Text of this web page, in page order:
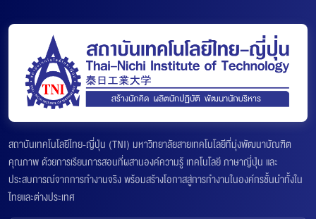
สถาบันเทคโนโลยีไทย-ญี่ปุ่น (TNI) มหาวิทยาลัยสายเทคโนโลยีที่มุ่งพัฒนาบัณฑิต
คุณภาพ ด้วยการเรียนการสอนที่ผสานองค์ความรู้ เทคโนโลยี ภาษาญี่ปุ่น และ
ประสบการณ์จากการทำงานจริง พร้อมสร้างโอกาสสู่การทำงานในองค์กรชั้นนำทั้งใน
ไทยและต่างประเทศ